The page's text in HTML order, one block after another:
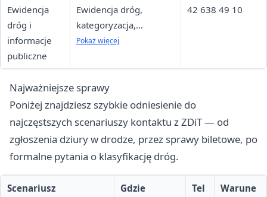
Ewidencja
dróg i
informacje
publiczne
Ewidencja dróg,
kategoryzacja,
informacja publiczna,
Pokaż więcej
42 638 49 10
Najważniejsze sprawy
Poniżej znajdziesz szybkie odniesienie do
najczęstszych scenariuszy kontaktu z ZDiT — od
zgłoszenia dziury w drodze, przez sprawy biletowe, po
formalne pytania o klasyfikację dróg.
Scenariusz
Gdzie
Tel
Warune